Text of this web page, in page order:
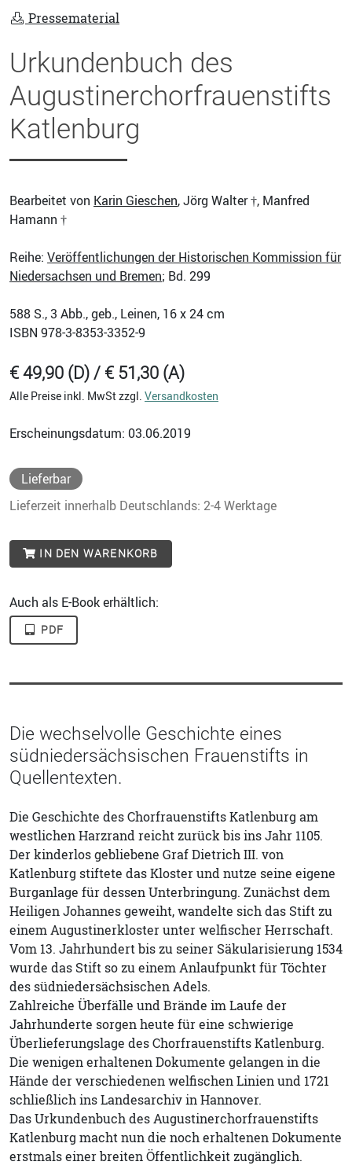
Pressematerial
Urkundenbuch des
Augustinerchorfrauenstifts
Katlenburg
Bearbeitet von Karin Gieschen, Jörg Walter †, Manfred
Hamann †
Reihe: Veröffentlichungen der Historischen Kommission für
Niedersachsen und Bremen; Bd. 299
588 S., 3 Abb., geb., Leinen, 16 x 24 cm
ISBN 978-3-8353-3352-9
€ 49,90 (D) / € 51,30 (A)
Alle Preise inkl. MwSt zzgl. Versandkosten
Erscheinungsdatum: 03.06.2019
Lieferbar
Lieferzeit innerhalb Deutschlands: 2-4 Werktage
IN DEN WARENKORB
Auch als E-Book erhältlich:
PDF
Die wechselvolle Geschichte eines
südniedersächsischen Frauenstifts in
Quellentexten.
Die Geschichte des Chorfrauenstifts Katlenburg am
westlichen Harzrand reicht zurück bis ins Jahr 1105.
Der kinderlos gebliebene Graf Dietrich III. von
Katlenburg stiftete das Kloster und nutze seine eigene
Burganlage für dessen Unterbringung. Zunächst dem
Heiligen Johannes geweiht, wandelte sich das Stift zu
einem Augustinerkloster unter welfischer Herrschaft.
Vom 13. Jahrhundert bis zu seiner Säkularisierung 1534
wurde das Stift so zu einem Anlaufpunkt für Töchter
des südniedersächsischen Adels.
Zahlreiche Überfälle und Brände im Laufe der
Jahrhunderte sorgen heute für eine schwierige
Überlieferungslage des Chorfrauenstifts Katlenburg.
Die wenigen erhaltenen Dokumente gelangen in die
Hände der verschiedenen welfischen Linien und 1721
schließlich ins Landesarchiv in Hannover.
Das Urkundenbuch des Augustinerchorfrauenstifts
Katlenburg macht nun die noch erhaltenen Dokumente
erstmals einer breiten Öffentlichkeit zugänglich.